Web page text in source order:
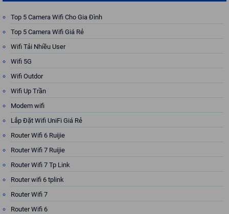
Top 5 Camera Wifi Cho Gia Đình
Top 5 Camera Wifi Giá Rẻ
Wifi Tải Nhiều User
Wifi 5G
Wifi Outdor
Wifi Up Trần
Modem wifi
Lắp Đặt Wifi UniFi Giá Rẻ
Router Wifi 6 Ruijie
Router Wifi 7 Ruijie
Router Wifi 7 Tp Link
Router wifi 6 tplink
Router Wifi 7
Router Wifi 6